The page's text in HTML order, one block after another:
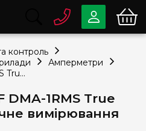
1RMS True
вимірювання
80033-63-07
info@e7.com.ua
Viber Telegram
контроль
Амперметри
Амперметр F&F DMA-1RMS True RMS до 20А, точне вимірювання струму